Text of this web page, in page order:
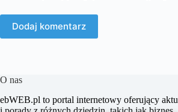
Dodaj komentarz
O nas
​ebWEB.pl to portal internetowy oferujący